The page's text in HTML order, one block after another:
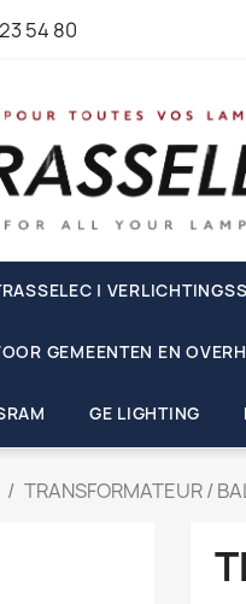
54 80
|
GEMEENTEN EN
GE LIGHTING
TRANSFORMATEUR /